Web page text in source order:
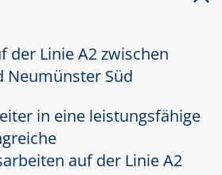
der Linie A2 zwischen
Neumünster Süd
in eine leistungsfähige
auf der Linie A2